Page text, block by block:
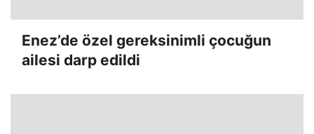
Enez’de özel gereksinimli çocuğun
ailesi darp edildi